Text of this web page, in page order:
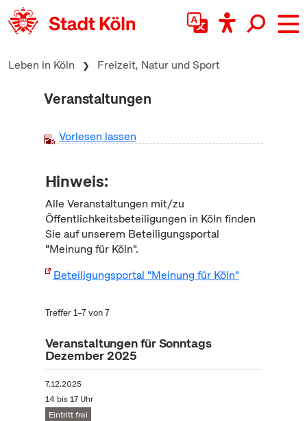
zum Inhalt springen
Leben in Köln Freizeit, Natur und Sport
Veranstaltungen
Vorlesen lassen
Hinweis:
Alle Veranstaltungen mit/zu
Öffentlichkeitsbeteiligungen in Köln finden
Sie auf unserem Beteiligungsportal
"Meinung für Köln".
Beteiligungsportal "Meinung für Köln"
Treffer 1–7 von 7
Veranstaltungen für Sonntags
Dezember 2025
7.12.2025
14 bis 17 Uhr
Eintritt frei